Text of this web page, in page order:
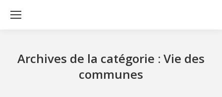
Archives de la catégorie : Vie des
communes